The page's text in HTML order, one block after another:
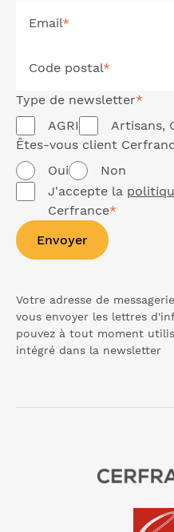
Email*
Code postal*
Type de newsletter*
AGRI
Artisans,
Êtes-vous client
Oui
Non
J'accepte la
Cerfrance*
Envoyer
Votre adresse de
vous envoyer les lettres
pouvez à tout moment
intégré dans la newsletter